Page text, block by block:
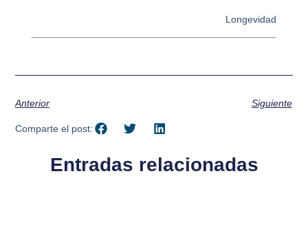
Longevidad
Anterior Siguiente
Comparte el post:
Entradas relacionadas